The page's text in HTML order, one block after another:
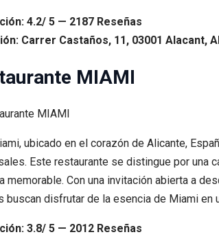
4.2/ 5 — 2187 Reseñas
Carrer Castaños, 11, 03001 Alacant,
MIAMI
ubicado en el corazón de Alicante,
Este restaurante se distingue por una
memorable. Con una invitación abierta a
buscan disfrutar de la esencia de Miami en
3.8/ 5 — 2012 Reseñas